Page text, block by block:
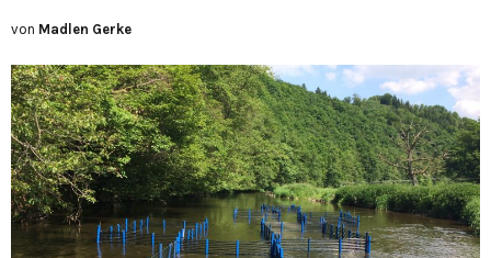
von Madlen Gerke